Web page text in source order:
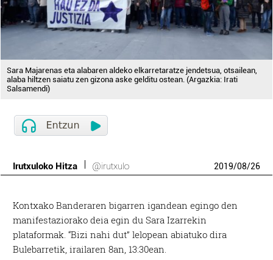
Sara Majarenas eta alabaren aldeko elkarretaratze jendetsua, otsailean,
alaba hiltzen saiatu zen gizona aske gelditu ostean. (Argazkia: Irati
Salsamendi)
Irutxuloko Hitza @irutxulo 2019/08/26
Kontxako Banderaren bigarren igandean egingo den
manifestaziorako deia egin du Sara Izarrekin
plataformak. “Bizi nahi dut” lelopean abiatuko dira
Bulebarretik, irailaren 8an, 13:30ean.